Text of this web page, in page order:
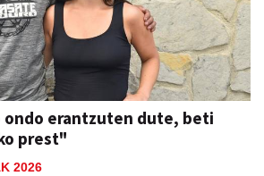
ondo erantzuten dute, beti
prest"
2026